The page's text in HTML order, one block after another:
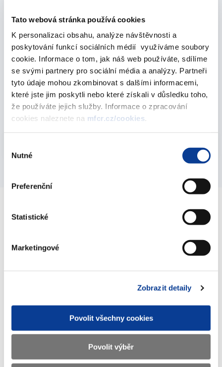
Tato webová stránka používá cookies
K personalizaci obsahu, analýze návštěvnosti a
poskytování funkcí sociálních médií využíváme soubory
cookie. Informace o tom, jak náš web používáte, sdílíme
se svými partnery pro sociální média a analýzy. Partneři
tyto údaje mohou zkombinovat s dalšími informacemi,
které jste jim poskytli nebo které získali v důsledku toho,
že používáte jejich služby. Informace o zpracování
cookies naleznete na mfcr.cz/cookies.
souhlasu
Nutné
Preferenční
Statistické
Marketingové
Zobrazit detaily
Povolit všechny cookies
Povolit výběr
duben 2020
Smluvní garance – sanace ekologických škod
ke dni 31.12.2019
14. dubna 2020
Telefon +420 257 041 111
DIČ CZ00006947
schránky